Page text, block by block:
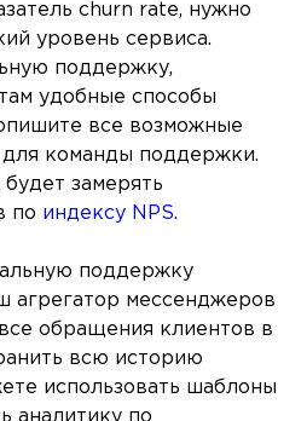
churn rate, нужно
уровень сервиса.
поддержку,
удобные способы
все возможные
команды поддержки.
замерять
по индексу NPS.
поддержку
агрегатор мессенджеров
обращения клиентов в
всю историю
использовать шаблоны
аналитику по